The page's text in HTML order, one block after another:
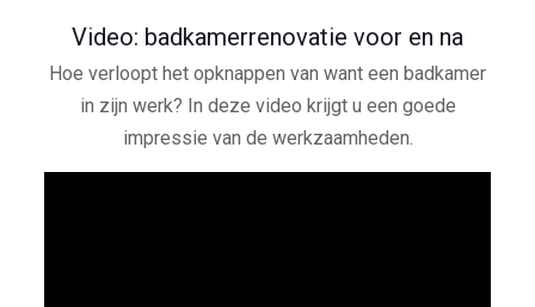
Video: badkamerrenovatie voor en na
Hoe verloopt het opknappen van want een badkamer
in zijn werk? In deze video krijgt u een goede
impressie van de werkzaamheden.